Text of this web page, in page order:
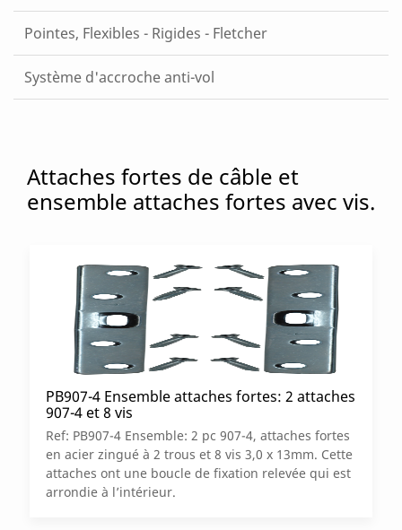
Pointes, Flexibles - Rigides - Fletcher
Système d'accroche anti-vol
Attaches fortes de câble et
ensemble attaches fortes avec vis.
PB907-4 Ensemble attaches fortes: 2 attaches
907-4 et 8 vis
Ref: PB907-4 Ensemble: 2 pc 907-4, attaches fortes
en acier zingué à 2 trous et 8 vis 3,0 x 13mm. Cette
attaches ont une boucle de fixation relevée qui est
arrondie à l’intérieur.